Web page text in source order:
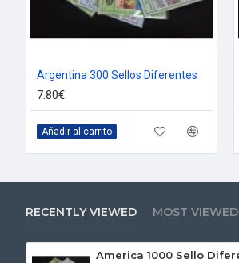
Argentina 300 Sellos Diferentes
7.80€
Añadir al carrito
RECENTLY VIEWED MOST VIEWED